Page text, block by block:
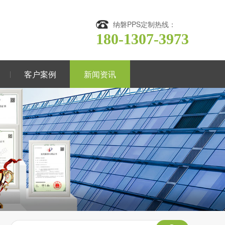
纳磐PPS定制热线：
180-1307-3973
客户案例 新闻资讯